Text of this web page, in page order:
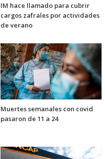
IM hace llamado para cubrir
cargos zafrales por actividades
de verano
Muertes semanales con covid
pasaron de 11 a 24